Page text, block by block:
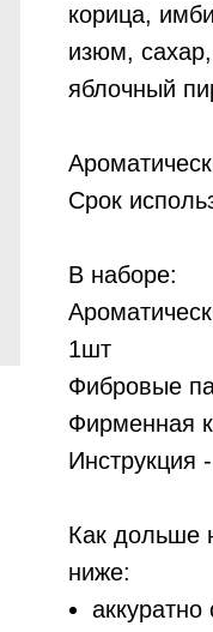
корица,
изюм,
яблочный
Срок
В наборе:
1шт
Фибровые
Фирменная
Инструкция
Как дольше
ниже: